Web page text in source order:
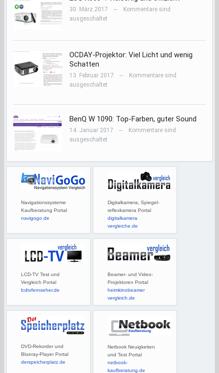
30. März 2017 —
Kommentare sind
ausgeschaltet
OCDAY-Projektor: Viel Licht und wenig
Schatten
13. Februar 2017 —
Kommentare sind
ausgeschaltet
BenQ W 1090: Top-Farben, guter Sound
14. Januar 2017 —
Kommentare sind
ausgeschaltet
Navigationssysteme
Kaufberatung Portal
navigogo.de
Digitalkamera, Spiegel-
reflexkamera Portal
digitalkamera
vergleiche.de
LCD-TV Test und
Vergleich Portal
lcdtvfernseher.de
Beamer- und Video-
Projektoren Portal
heimkinobeamer
vergleich.de
DVD-Rekorder und
Blueray-Player Portal
derspeicherplatz.de
Netbook Neuigkeiten
und Test Portal
netbook-
kaufberatung.de